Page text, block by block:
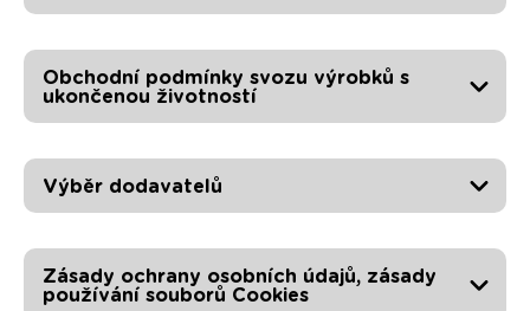
Obchodní podmínky svozu výrobků s
ukončenou životností
Výběr dodavatelů
Zásady ochrany osobních údajů, zásady
používání souborů Cookies